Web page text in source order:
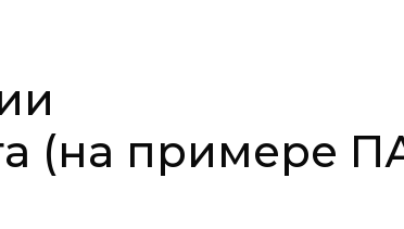
(на примере